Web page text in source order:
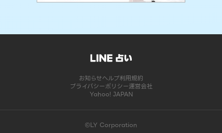
お知らせヘルプ利用規約
プライバシーポリシー運営会社
Yahoo! JAPAN
©LY Corporation